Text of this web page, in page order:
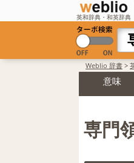
英和辞典・和英辞典
Weblio 辞書 >
意味
専門